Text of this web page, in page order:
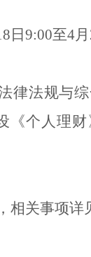
9:00至4月
律法规与
《个人理
关事项详